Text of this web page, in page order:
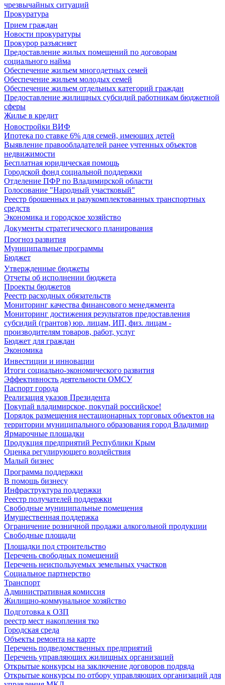
чрезвычайных ситуаций
Прокуратура
Прием граждан
Новости прокуратуры
Прокурор разъясняет
Предоставление жилых помещений по договорам
социального найма
Обеспечение жильем многодетных семей
Обеспечение жильем молодых семей
Обеспечение жильем отдельных категорий граждан
Предоставление жилищных субсидий работникам бюджетной
сферы
Жилье в кредит
Новостройки ВИФ
Ипотека по ставке 6% для семей, имеющих детей
Выявление правообладателей ранее учтенных объектов
недвижимости
Бесплатная юридическая помощь
Городской фонд социальной поддержки
Отделение ПФР по Владимирской области
Голосование "Народный участковый"
Реестр брошенных и разукомплектованных транспортных
средств
Экономика и городское хозяйство
Документы стратегического планирования
Прогноз развития
Муниципальные программы
Бюджет
Утвержденные бюджеты
Отчеты об исполнении бюджета
Проекты бюджетов
Реестр расходных обязательств
Мониторинг качества финансового менеджмента
Мониторинг достижения результатов предоставления
субсидий (грантов) юр. лицам, ИП, физ. лицам -
производителям товаров, работ, услуг
Бюджет для граждан
Экономика
Инвестиции и инновации
Итоги социально-экономического развития
Эффективность деятельности ОМСУ
Паспорт города
Реализация указов Президента
Покупай владимирское, покупай российское!
Порядок размещения нестационарных торговых объектов на
территории муниципального образования город Владимир
Ярмарочные площадки
Продукция предприятий Республики Крым
Оценка регулирующего воздействия
Малый бизнес
Программа поддержки
В помощь бизнесу
Инфраструктура поддержки
Реестр получателей поддержки
Свободные муниципальные помещения
Имущественная поддержка
Ограничение розничной продажи алкогольной продукции
Свободные площади
Площадки под строительство
Перечень свободных помещений
Перечень неиспользуемых земельных участков
Социальное партнерство
Транспорт
Административная комиссия
Жилищно-коммунальное хозяйство
Подготовка к ОЗП
реестр мест накопления тко
Городская среда
Объекты ремонта на карте
Перечень подведомственных предприятий
Перечень управляющих жилищных организаций
Открытые конкурсы на заключение договоров подряда
Открытые конкурсы по отбору управляющих организаций для